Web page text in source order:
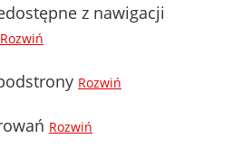
z nawigacji
Rozwiń
Rozwiń
Rozwiń